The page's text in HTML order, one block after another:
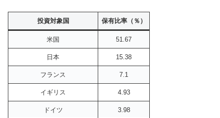
投資対象国 保有比率（％）
米国 51.67
日本 15.38
フランス 7.1
イギリス 4.93
ドイツ 3.98